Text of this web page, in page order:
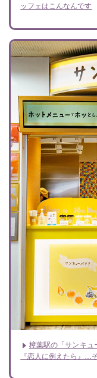
ッフェはこんなんです
樟葉駅の「サンキュ
『恋人に例えたら』…